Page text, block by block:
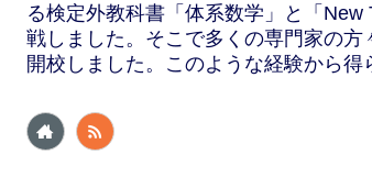
る検定外教科書「体系数学」と「
戦しました。そこで多くの専門家の
開校しました。このような経験から得